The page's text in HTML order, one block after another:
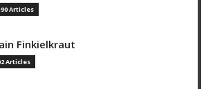
Articles
Finkielkraut
Articles